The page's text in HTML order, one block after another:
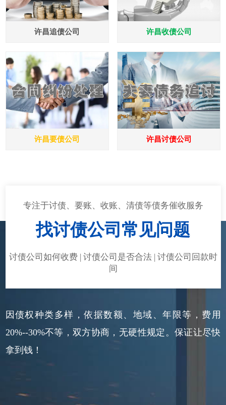
许昌追债公司 许昌收债公司
许昌要债公司 许昌讨债公司
专注于讨债、要账、收账、清债等债务催收服务
找讨债公司常见问题
讨债公司如何收费 | 讨债公司是否合法 | 讨债公司回款时
间
因债权种类多样，依据数额、地域、年限等，费用
20%--30%不等，双方协商，无硬性规定。保证让尽快
拿到钱！